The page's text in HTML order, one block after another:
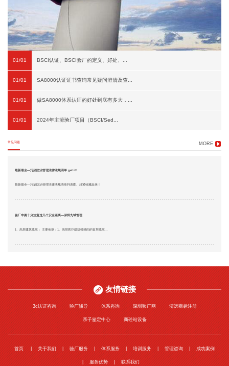
01/01 BSCI认证、BSCI验厂的定义、好处、...
01/01 SA8000认证证书查询常见疑问澄清及查...
01/01 做SA8000体系认证的好处到底有多大，...
01/01 2024年主流验厂项目（BSCI/Sed...
常见问题 MORE
最新最全—污染防治管理法律法规清单 get it!
最新最全—污染防治管理法律法规清单列表图。赶紧收藏起来！
验厂中要十分注意这几个安全距离—深圳九域管理
1、高层建筑疏散： 主要依据：1、高层医疗建筑楼梯间的首层疏散...
友情链接
3c认证咨询 验厂辅导 体系咨询 深圳验厂网 清远商标注册
亲子鉴定中心 商砼站设备
首页 关于我们 验厂服务 体系服务 培训服务 管理咨询 成功案例
服务优势 联系我们